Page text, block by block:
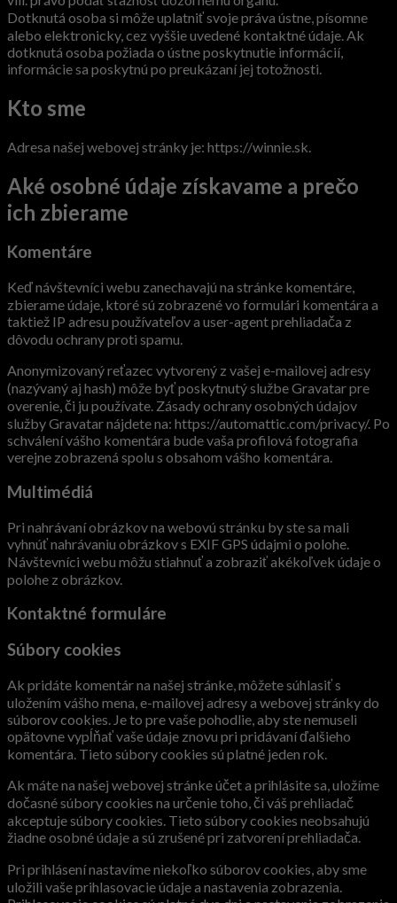
Dotknutá osoba si môže uplatniť svoje práva ústne, písomne
alebo elektronicky, cez vyššie uvedené kontaktné údaje. Ak
dotknutá osoba požiada o ústne poskytnutie informácií,
informácie sa poskytnú po preukázaní jej totožnosti.
Kto sme
Adresa našej webovej stránky je: https://winnie.sk.
Aké osobné údaje získavame a prečo
ich zbierame
Komentáre
Keď návštevníci webu zanechavajú na stránke komentáre,
zbierame údaje, ktoré sú zobrazené vo formulári komentára a
taktiež IP adresu používateľov a user-agent prehliadača z
dôvodu ochrany proti spamu.
Anonymizovaný reťazec vytvorený z vašej e-mailovej adresy
(nazývaný aj hash) môže byť poskytnutý službe Gravatar pre
overenie, či ju používate. Zásady ochrany osobných údajov
služby Gravatar nájdete na: https://automattic.com/privacy/. Po
schválení vášho komentára bude vaša profilová fotografia
verejne zobrazená spolu s obsahom vášho komentára.
Multimédiá
Pri nahrávaní obrázkov na webovú stránku by ste sa mali
vyhnúť nahrávaniu obrázkov s EXIF GPS údajmi o polohe.
Návštevníci webu môžu stiahnuť a zobraziť akékoľvek údaje o
polohe z obrázkov.
Kontaktné formuláre
Súbory cookies
Ak pridáte komentár na našej stránke, môžete súhlasiť s
uložením vášho mena, e-mailovej adresy a webovej stránky do
súborov cookies. Je to pre vaše pohodlie, aby ste nemuseli
opätovne vypĺňať vaše údaje znovu pri pridávaní ďalšieho
komentára. Tieto súbory cookies sú platné jeden rok.
Ak máte na našej webovej stránke účet a prihlásite sa, uložíme
dočasné súbory cookies na určenie toho, či váš prehliadač
akceptuje súbory cookies. Tieto súbory cookies neobsahujú
žiadne osobné údaje a sú zrušené pri zatvorení prehliadača.
Pri prihlásení nastavíme niekoľko súborov cookies, aby sme
uložili vaše prihlasovacie údaje a nastavenia zobrazenia.